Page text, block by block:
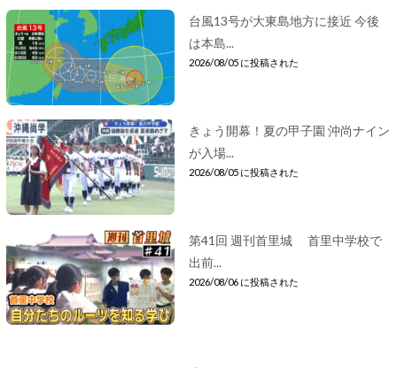
台風13号が大東島地方に接近 今後
は本島...
2026/08/05 に投稿された
きょう開幕！夏の甲子園 沖尚ナイン
が入場...
2026/08/05 に投稿された
第41回 週刊首里城 首里中学校で
出前...
2026/08/06 に投稿された